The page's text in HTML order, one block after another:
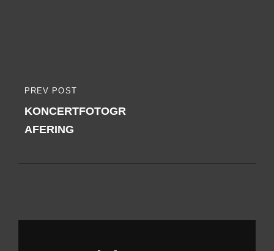
Indlægsnavigation
PREVIOUS
POST
PREV POST
KONCERTFOTOGR
AFERING